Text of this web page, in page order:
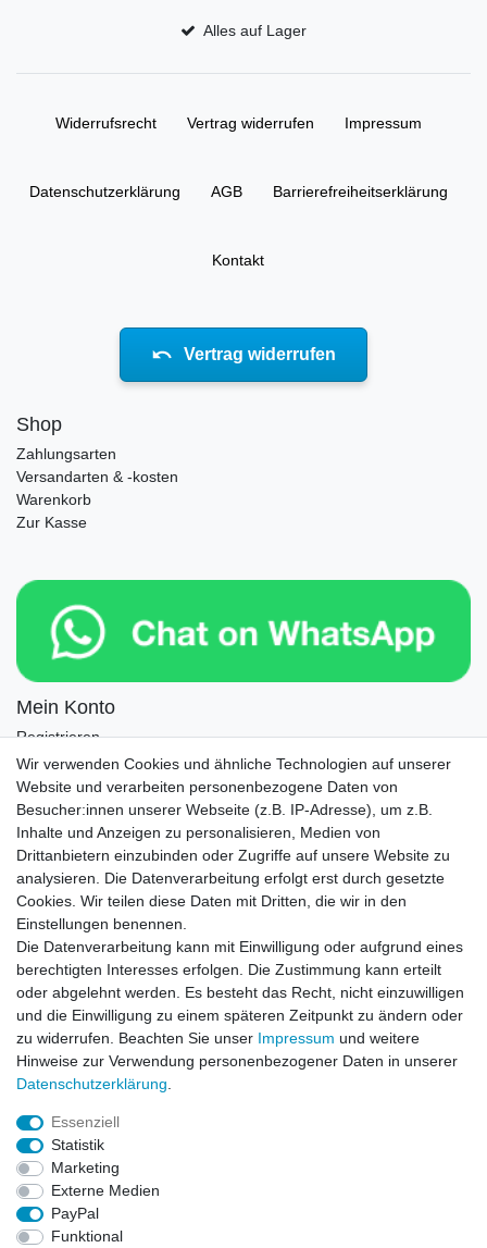
Alles auf Lager
Widerrufs­recht Vertrag widerrufen Impressum
Daten­schutz­erklärung AGB Barrierefreiheitserklärung
Kontakt
Vertrag widerrufen
Shop
Zahlungsarten
Versandarten & -kosten
Warenkorb
Zur Kasse
Mein Konto
Registrieren
Login
Newsletter
E-MAIL **
Newsletter
Honig
Hiermit bestätige ich, dass ich die
Einwilligung kann ich jederzeit widerrufen.**
Abonnieren
** Hierbei handelt es sich um ein Pflichtfeld.
Wir verwenden Cookies und ähnliche Technologien auf unserer
Website und verarbeiten personenbezogene Daten von
Besucher:innen unserer Webseite (z.B. IP-Adresse), um z.B.
Inhalte und Anzeigen zu personalisieren, Medien von
Drittanbietern einzubinden oder Zugriffe auf unsere Website zu
analysieren. Die Datenverarbeitung erfolgt erst durch gesetzte
Cookies. Wir teilen diese Daten mit Dritten, die wir in den
Einstellungen benennen.
Die Datenverarbeitung kann mit Einwilligung oder aufgrund eines
berechtigten Interesses erfolgen. Die Zustimmung kann erteilt
oder abgelehnt werden. Es besteht das Recht, nicht einzuwilligen
und die Einwilligung zu einem späteren Zeitpunkt zu ändern oder
zu widerrufen. Beachten Sie unser Impressum und weitere
Hinweise zur Verwendung personenbezogener Daten in unserer
Daten­schutz­erklärung
Essenziell
Statistik
Marketing
Externe Medien
PayPal
Funktional